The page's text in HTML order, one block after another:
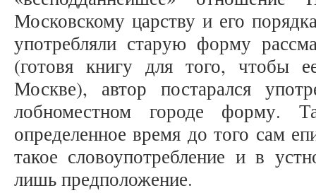
Московскому царству и его
употребляли старую форму
(готовя книгу для того, чтобы
Москве), автор постарался
лобноместном городе форму.
определенное время до того сам
такое словоупотребление и в
лишь предположение.